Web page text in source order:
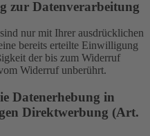
zur Datenverarbeitung
nur mit Ihrer ausdrücklichen
bereits erteilte Einwilligung
der bis zum Widerruf
Widerruf unberührt.
Datenerhebung in
Direktwerbung (Art.